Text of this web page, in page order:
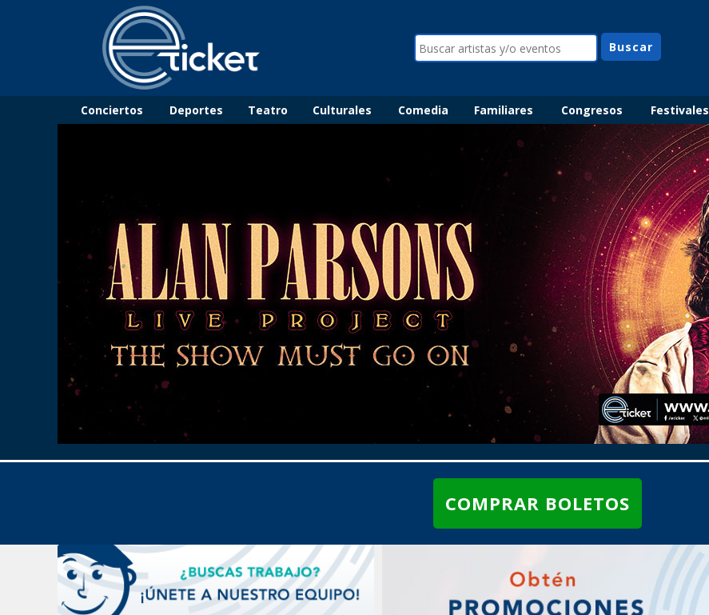
Conciertos Deportes Teatro Culturales Comedia Familiares Congresos Festivales
COMPRAR BOLETOS